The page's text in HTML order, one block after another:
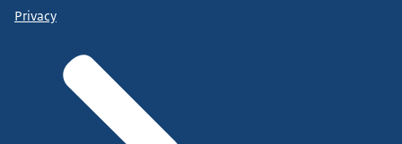
Privacy